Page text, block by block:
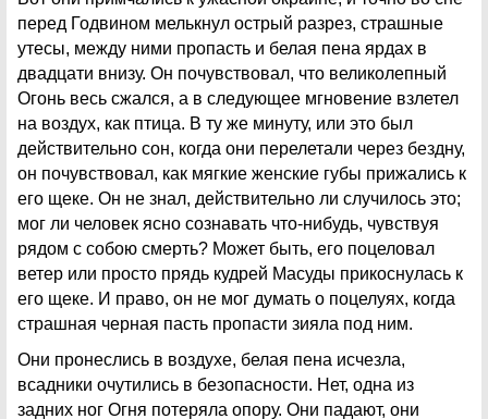
перед Годвином мелькнул острый разрез, страшные
утесы, между ними пропасть и белая пена ярдах в
двадцати внизу. Он почувствовал, что великолепный
Огонь весь сжался, а в следующее мгновение взлетел
на воздух, как птица. В ту же минуту, или это был
действительно сон, когда они перелетали через бездну,
он почувствовал, как мягкие женские губы прижались к
его щеке. Он не знал, действительно ли случилось это;
мог ли человек ясно сознавать что-нибудь, чувствуя
рядом с собою смерть? Может быть, его поцеловал
ветер или просто прядь кудрей Масуды прикоснулась к
его щеке. И право, он не мог думать о поцелуях, когда
страшная черная пасть пропасти зияла под ним.
Они пронеслись в воздухе, белая пена исчезла,
всадники очутились в безопасности. Нет, одна из
задних ног Огня потеряла опору. Они падают, они